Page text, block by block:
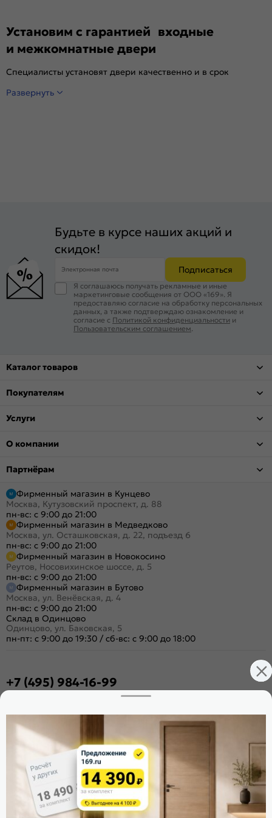
Установим с гарантией входные
и межкомнатные двери
Специалисты установят двери качественно и в срок
Развернуть
Будьте в курсе наших акций и
скидок!
Электронная почта Подписаться
Я соглашаюсь получать рекламные и иные
маркетинговые сообщения от ООО «169». Я
предоставляю согласие на обработку персональных
данных, а также подтверждаю ознакомление и
согласие с Политикой конфиденциальности и
Пользовательским соглашением
Каталог товаров
Покупателям
Услуги
О компании
Партнёрам
Фирменный магазин в Кунцево
Москва, Кутузовский проспект, д. 88
пн-вс: с 9:00 до 21:00
Фирменный магазин в Медведково
Москва, ул. Осташковская, д. 22, подъезд 6
пн-вс: с 9:00 до 21:00
Фирменный магазин в Новокосино
Реутов, Носовихинское шоссе, д. 5
пн-вс: с 9:00 до 21:00
Фирменный магазин в Бутово
Москва, ул. Венёвская, д. 4
пн-вс: с 9:00 до 21:00
Склад в Одинцово
Одинцово, ул. Баковская, 5
пн-пт: с 9:00 до 19:30 / сб-вс: с 9:00 до 18:00
+7 (495) 984-16-99
Поделиться
Оцените магазин